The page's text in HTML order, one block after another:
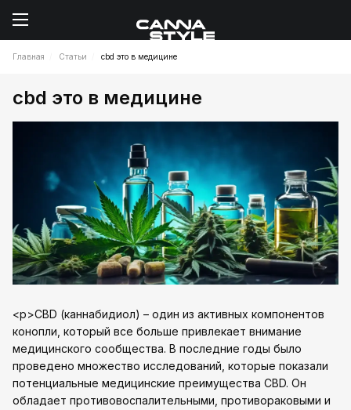
Главная Статьи cbd это в медицине
cbd это в медицине
<p>CBD (каннабидиол) – один из активных компонентов
конопли, который все больше привлекает внимание
медицинского сообщества. В последние годы было
проведено множество исследований, которые показали
потенциальные медицинские преимущества CBD. Он
обладает противовоспалительными, противораковыми и